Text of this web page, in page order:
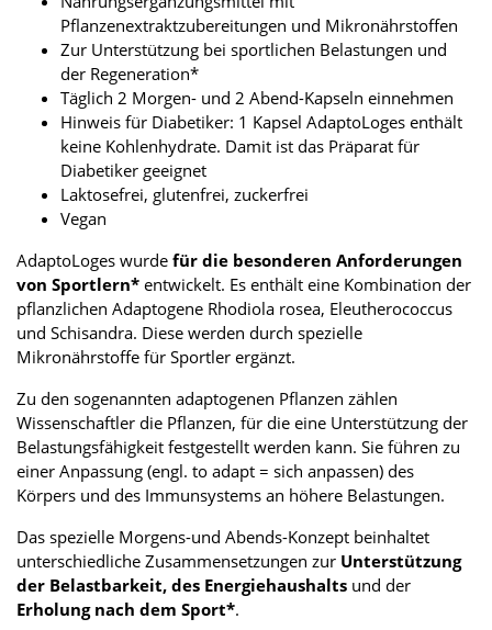
Pflanzenextraktzubereitungen und Mikronährstoffen
Zur Unterstützung bei sportlichen Belastungen und
der Regeneration*
Täglich 2 Morgen- und 2 Abend-Kapseln einnehmen
Hinweis für Diabetiker: 1 Kapsel AdaptoLoges enthält
keine Kohlenhydrate. Damit ist das Präparat für
Diabetiker geeignet
Laktosefrei, glutenfrei, zuckerfrei
Vegan
AdaptoLoges wurde für die besonderen Anforderungen
von Sportlern* entwickelt. Es enthält eine Kombination der
pflanzlichen Adaptogene Rhodiola rosea, Eleutherococcus
und Schisandra. Diese werden durch spezielle
Mikronährstoffe für Sportler ergänzt.
Zu den sogenannten adaptogenen Pflanzen zählen
Wissenschaftler die Pflanzen, für die eine Unterstützung der
Belastungsfähigkeit festgestellt werden kann. Sie führen zu
einer Anpassung (engl. to adapt = sich anpassen) des
Körpers und des Immunsystems an höhere Belastungen.
Das spezielle Morgens-und Abends-Konzept beinhaltet
unterschiedliche Zusammensetzungen zur Unterstützung
der Belastbarkeit, des Energiehaushalts und der
Erholung nach dem Sport*.